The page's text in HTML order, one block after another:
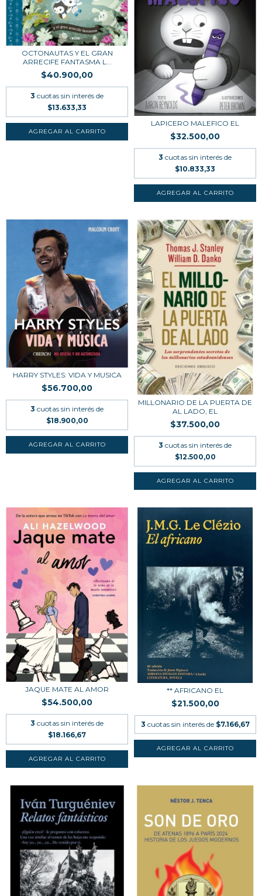
OCTONAUTAS Y EL GRAN
ARRECIFE FANTASMA L...
$40.900,00
3 cuotas sin interés de
$13.633,33
LAPICERO MALEFICO EL
$32.500,00
3 cuotas sin interés de
$10.833,33
HARRY STYLES: VIDA Y MUSICA
$56.700,00
3 cuotas sin interés de
$18.900,00
MILLONARIO DE LA PUERTA DE
AL LADO, EL
$37.500,00
3 cuotas sin interés de
$12.500,00
JAQUE MATE AL AMOR
$54.500,00
3 cuotas sin interés de
$18.166,67
** AFRICANO EL
$21.500,00
3 cuotas sin interés de $7.166,67